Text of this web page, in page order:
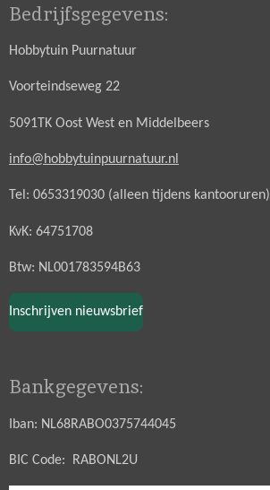
Bedrijfsgegevens:
Hobbytuin Puurnatuur
Voorteindseweg 22
5091TK Oost West en Middelbeers
info@hobbytuinpuurnatuur.nl
Tel: 0653319030 (alleen tijdens kantooruren)
KvK: 64751708
Btw: NL001783594B63
Inschrijven nieuwsbrief
Bankgegevens:
Iban: NL68RABO0375744045
BIC Code: RABONL2U